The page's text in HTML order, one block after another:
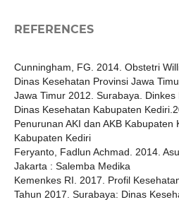
REFERENCES
Cunningham, FG. 2014. Obstetri
Dinas Kesehatan Provinsi Jawa
Jawa Timur 2012. Surabaya. Dinkes
Dinas Kesehatan Kabupaten
Penurunan AKI dan AKB Kabupaten
Kabupaten Kediri
Feryanto, Fadlun Achmad. 2014.
Jakarta : Salemba Medika
Kemenkes RI. 2017. Profil
Tahun 2017. Surabaya: Dinas